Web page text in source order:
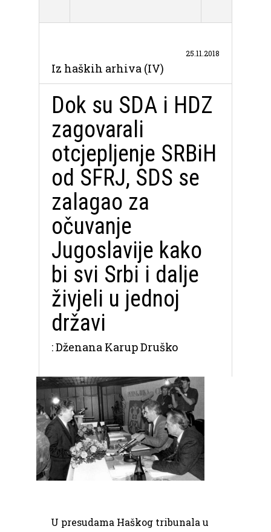
Iz haških arhiva (IV)
25.11.2018
Dok su SDA i HDZ
zagovarali
otcjepljenje SRBiH
od SFRJ, SDS se
zalagao za
očuvanje
Jugoslavije kako
bi svi Srbi i dalje
živjeli u jednoj
državi
: Dženana Karup Druško
U presudama Haškog tribunala u